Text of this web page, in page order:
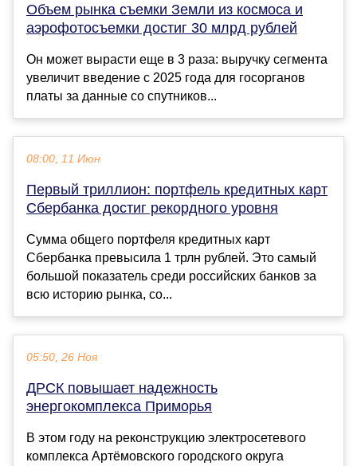
Объем рынка съемки Земли из космоса и
аэрофотосъемки достиг 30 млрд рублей
Он может вырасти еще в 3 раза: выручку сегмента
увеличит введение с 2025 года для госорганов
платы за данные со спутников...
08:00, 11 Июн
Первый триллион: портфель кредитных карт
Сбербанка достиг рекордного уровня
Сумма общего портфеля кредитных карт
Сбербанка превысила 1 трлн рублей. Это самый
большой показатель среди российских банков за
всю историю рынка, со...
05:50, 26 Ноя
ДРСК повышает надежность
энергокомплекса Приморья
В этом году на реконструкцию электросетевого
комплекса Артёмовского городского округа